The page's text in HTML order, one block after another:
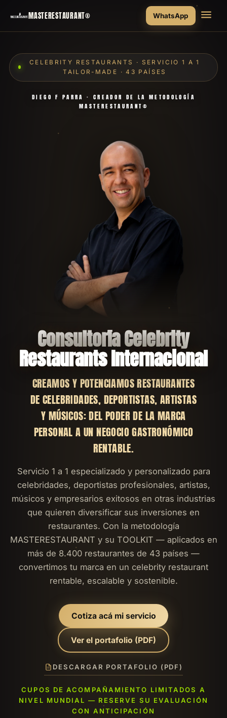
MASTERESTAURANT® WhatsApp
CELEBRITY RESTAURANTS · SERVICIO 1 A 1
TAILOR-MADE · 43 PAÍSES
DIEGO F PARRA · CREADOR DE LA METODOLOGÍA
MASTERESTAURANT®
Consultoría Celebrity
Restaurants Internacional
CREAMOS Y POTENCIAMOS RESTAURANTES
DE CELEBRIDADES, DEPORTISTAS, ARTISTAS
Y MÚSICOS: DEL PODER DE LA MARCA
PERSONAL A UN NEGOCIO GASTRONÓMICO
RENTABLE.
Servicio 1 a 1 especializado y personalizado para
celebridades, deportistas profesionales, artistas,
músicos y empresarios exitosos en otras industrias
que quieren diversificar sus inversiones en
restaurantes. Con la metodología
MASTERESTAURANT y su TOOLKIT — aplicados en
más de 8.400 restaurantes de 43 países —
convertimos tu marca en un celebrity restaurant
rentable, escalable y sostenible.
Cotiza acá mi servicio
Ver el portafolio (PDF)
DESCARGAR PORTAFOLIO (PDF)
CUPOS DE ACOMPAÑAMIENTO LIMITADOS A
NIVEL MUNDIAL — RESERVE SU EVALUACIÓN
CON ANTICIPACIÓN